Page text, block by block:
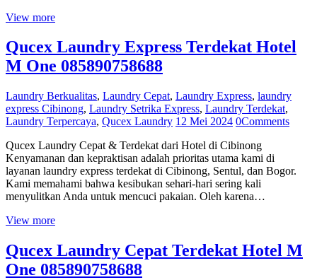
View more
Qucex Laundry Express Terdekat Hotel
M One 085890758688
Laundry Berkualitas, Laundry Cepat, Laundry Express, laundry
express Cibinong, Laundry Setrika Express, Laundry Terdekat,
Laundry Terpercaya, Qucex Laundry 12 Mei 2024 0Comments
Qucex Laundry Cepat & Terdekat dari Hotel di Cibinong
Kenyamanan dan kepraktisan adalah prioritas utama kami di
layanan laundry express terdekat di Cibinong, Sentul, dan Bogor.
Kami memahami bahwa kesibukan sehari-hari sering kali
menyulitkan Anda untuk mencuci pakaian. Oleh karena…
View more
Qucex Laundry Cepat Terdekat Hotel M
One 085890758688